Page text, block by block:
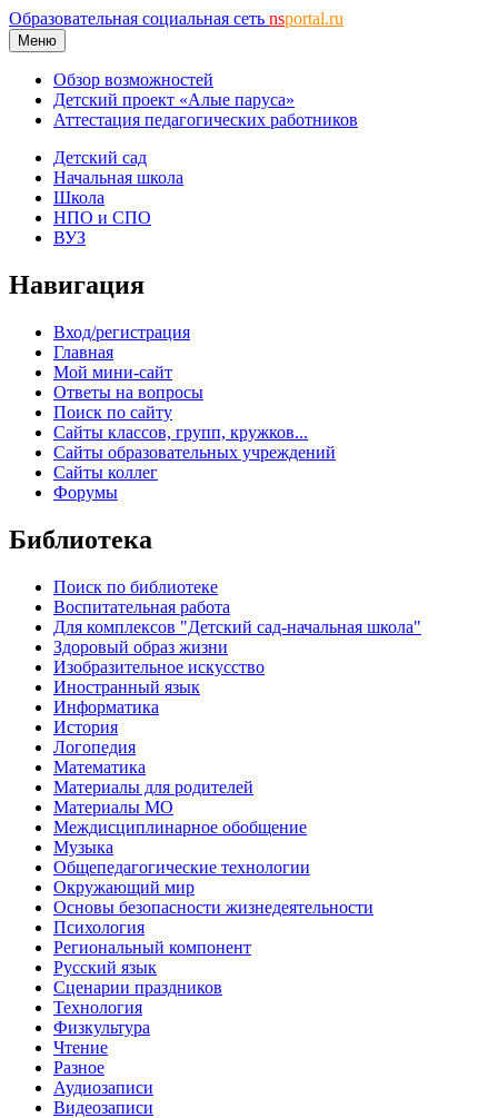
Образовательная социальная сеть nsportal.ru
Меню
Обзор возможностей
Детский проект «Алые паруса»
Аттестация педагогических работников
Детский сад
Начальная школа
Школа
НПО и СПО
ВУЗ
Навигация
Вход/регистрация
Главная
Мой мини-сайт
Ответы на вопросы
Поиск по сайту
Сайты классов, групп, кружков...
Сайты образовательных учреждений
Сайты коллег
Форумы
Библиотека
Поиск по библиотеке
Воспитательная работа
Для комплексов "Детский сад-начальная школа"
Здоровый образ жизни
Изобразительное искусство
Иностранный язык
Информатика
История
Логопедия
Математика
Материалы для родителей
Материалы МО
Междисциплинарное обобщение
Музыка
Общепедагогические технологии
Окружающий мир
Основы безопасности жизнедеятельности
Психология
Региональный компонент
Русский язык
Сценарии праздников
Технология
Физкультура
Чтение
Разное
Аудиозаписи
Видеозаписи